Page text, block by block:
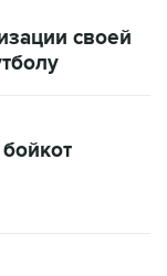
своей